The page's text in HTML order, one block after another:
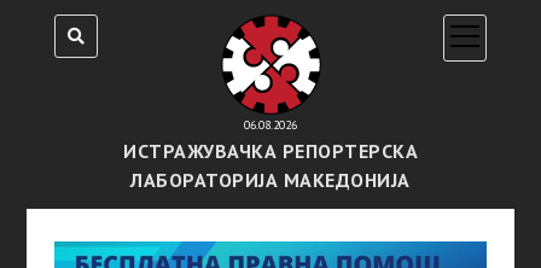
06.08.2026
ИСТРАЖУВАЧКА РЕПОРТЕРСКА
ЛАБОРАТОРИЈА МАКЕДОНИЈА
open
menu